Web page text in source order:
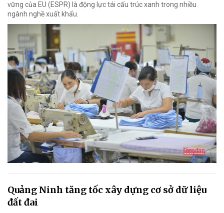
vững của EU (ESPR) là động lực tái cấu trúc xanh trong nhiều
ngành nghề xuất khẩu.
Quảng Ninh tăng tốc xây dựng cơ sở dữ liệu
đất đai